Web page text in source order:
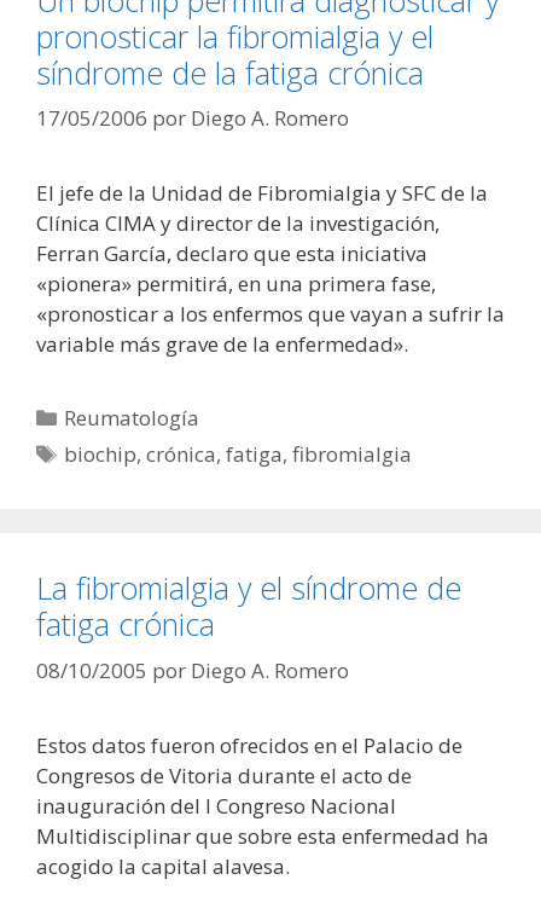
pronosticar la fibromialgia y el
síndrome de la fatiga crónica
17/05/2006 por Diego A. Romero
El jefe de la Unidad de Fibromialgia y SFC de la
Clínica CIMA y director de la investigación,
Ferran García, declaro que esta iniciativa
«pionera» permitirá, en una primera fase,
«pronosticar a los enfermos que vayan a sufrir la
variable más grave de la enfermedad».
Categorías
Reumatología
Etiquetas
biochip,crónica,fatiga,fibromialgia
La fibromialgia y el síndrome de
fatiga crónica
08/10/2005 por Diego A. Romero
Estos datos fueron ofrecidos en el Palacio de
Congresos de Vitoria durante el acto de
inauguración del I Congreso Nacional
Multidisciplinar que sobre esta enfermedad ha
acogido la capital alavesa.